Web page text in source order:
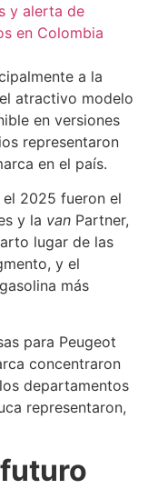
y alerta de
en Colombia
a la
atractivo modelo
en versiones
representaron
en el país.
2025 fueron el
y la van Partner,
lugar de las
y el
más
para Peugeot
concentraron
departamentos
representaron,